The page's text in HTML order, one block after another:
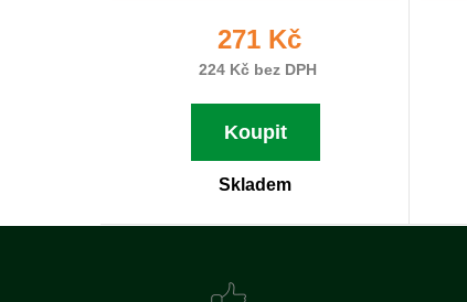
271 Kč
224 Kč bez DPH
Koupit
Skladem